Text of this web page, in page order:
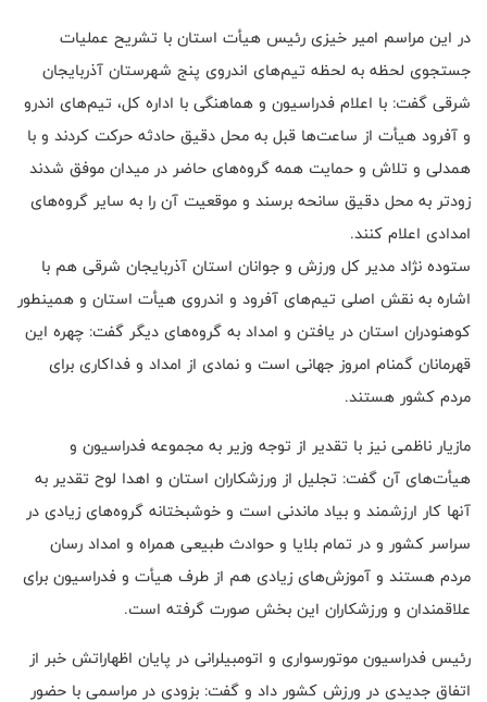
در این مراسم امیر خیزی رئیس هیأت استان با تشریح عملیات
جستجوی لحظه به لحظه تیم‌های اندروی پنج شهرستان آذربایجان
شرقی گفت: با اعلام فدراسیون و هماهنگی با اداره کل، تیم‌های اندرو
و آفرود هیأت از ساعت‌ها قبل به محل دقیق حادثه حرکت کردند و با
همدلی و تلاش و حمایت همه گروه‌های حاضر در میدان موفق شدند
زودتر به محل دقیق سانحه برسند و موقعیت آن را به سایر گروه‌های
امدادی اعلام کنند.
ستوده نژاد مدیر کل ورزش و جوانان استان آذربایجان شرقی هم با
اشاره به نقش اصلی تیم‌های آفرود و اندروی هیأت استان و همینطور
کوهنودران استان در یافتن و امداد به گروه‌های دیگر گفت: چهره این
قهرمانان گمنام امروز جهانی است و نمادی از امداد و فداکاری برای
مردم کشور هستند.
مازیار ناظمی نیز با تقدیر از توجه وزیر به مجموعه فدراسیون و
هیأت‌های آن گفت: تجلیل از ورزشکاران استان و اهدا لوح تقدیر به
آنها کار ارزشمند و بیاد ماندنی است و خوشبختانه گروه‌های زیادی در
سراسر کشور و در تمام بلایا و حوادث طبیعی همراه و امداد رسان
مردم هستند و آموزش‌های زیادی هم از طرف هیأت و فدراسیون برای
علاقمندان و ورزشکاران این بخش صورت گرفته است.
رئیس فدراسیون موتورسواری و اتومبیلرانی در پایان اظهاراتش خبر از
اتفاق جدیدی در ورزش کشور داد و گفت: بزودی در مراسمی با حضور